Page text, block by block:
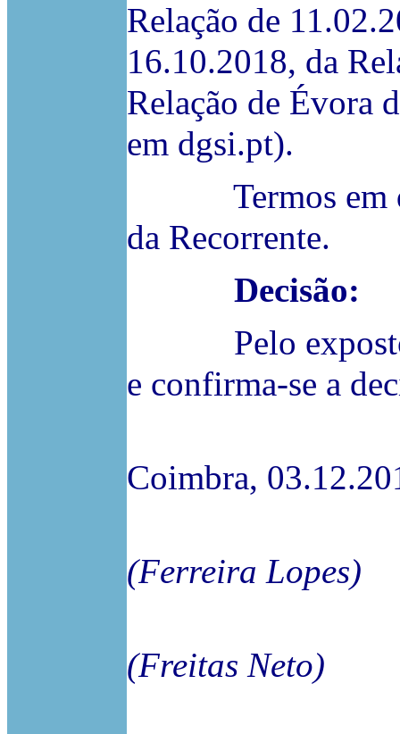
Relação de
16.10.2018, da
Relação de Évora
em dgsi.pt).
Termos em
da Recorrente.
Decisão:
Pelo exposto,
e confirma-se a
Coimbra,
(Ferreira Lopes)
(Freitas Neto)